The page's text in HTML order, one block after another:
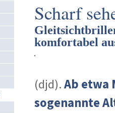
Scharf
komfortabel
(djd).Ab etwa
sogenannte